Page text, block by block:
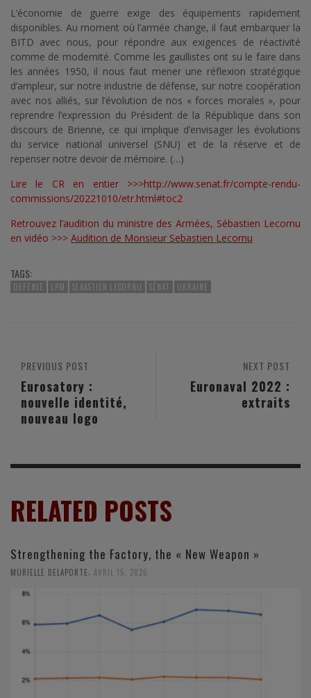
L’économie de guerre exige des équipements rapidement
disponibles. Au moment où l’armée change, il faut embarquer la
BITD avec nous, pour répondre aux exigences de réactivité
comme de modernité. Comme les gaullistes ont su le faire dans
les années 1950, il nous faut mener une réflexion stratégique
d’ampleur, sur notre industrie de défense, sur notre coopération
avec nos alliés, sur l’évolution de nos « forces morales », pour
reprendre l’expression du Président de la République dans son
discours de Brienne, ce qui implique d’envisager les évolutions
du service national universel (SNU) et de la réserve et de
repenser notre devoir de mémoire. (…)
Lire le CR en entier >>>http://www.senat.fr/compte-rendu-
commissions/20221010/etr.html#toc2
Retrouvez l’audition du ministre des Armées, Sébastien Lecornu
en vidéo >>> Audition de Monsieur Sebastien Lecornu
TAGS:
DEFENSE LPM SEBASTIEN LECORNU SÉNAT UKRAINE
NEXT POST
Euronaval 2022 :
extraits
PREVIOUS POST
Eurosatory :
nouvelle identité,
nouveau logo
RELATED POSTS
Strengthening the Factory, the « New Weapon »
MURIELLE DELAPORTE AVRIL 15, 2026